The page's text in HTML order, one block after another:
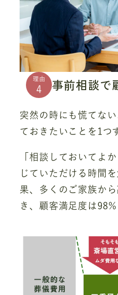
理由
4 事前相談で
突然の時にも慌てな
ておきたいことを1つ
「相談しておいてよ
じていただける時間
果、多くのご家族か
き、顧客満足度は98